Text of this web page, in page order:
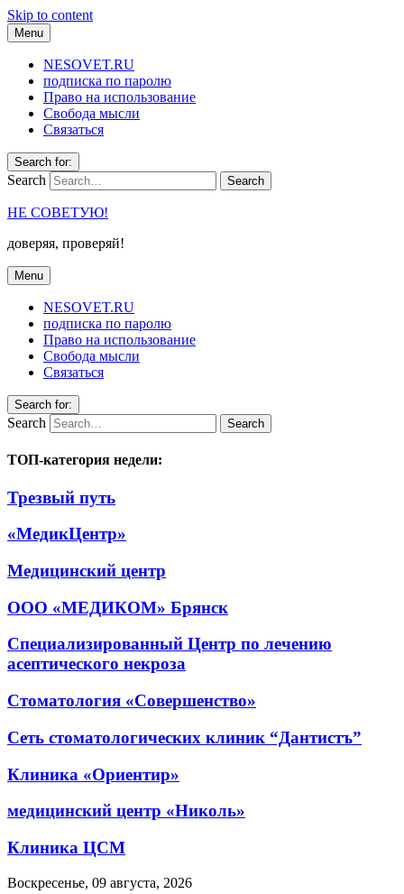
Skip to content
Menu
NESOVET.RU
подписка по паролю
Право на использование
Свобода мысли
Связаться
Search for:
Search
НЕ СОВЕТУЮ!
доверяя, проверяй!
Menu
NESOVET.RU
подписка по паролю
Право на использование
Свобода мысли
Связаться
Search for:
Search
ТОП-категория недели:
Трезвый путь
«МедикЦентр»
Медицинский центр
ООО «МЕДИКОМ» Брянск
Специализированный Центр по лечению
асептического некроза
Стоматология «Совершенство»
Сеть стоматологических клиник “Дантистъ”
Клиника «Ориентир»
медицинский центр «Николь»
Клиника ЦСМ
Воскресенье, 09 августа, 2026